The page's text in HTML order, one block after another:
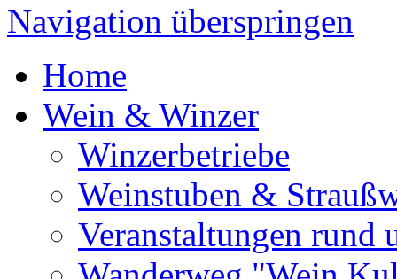
Navigation überspringen
Home
Wein & Winzer
Winzerbetriebe
Weinstuben &
Veranstaltungen rund